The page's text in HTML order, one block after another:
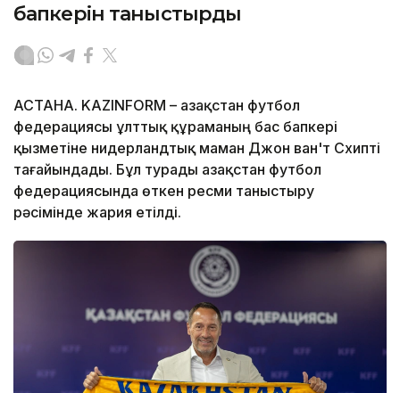
бапкерін таныстырды
АСТАНА. KAZINFORM – Қазақстан футбол
федерациясы ұлттық құраманың бас бапкері
қызметіне нидерландтық маман Джон ван'т Схипті
тағайындады. Бұл турады Қазақстан футбол
федерациясында өткен ресми таныстыру
рәсімінде жария етілді.